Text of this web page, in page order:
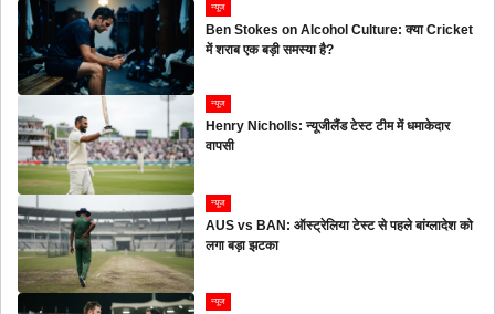
न्यूज
Ben Stokes on Alcohol Culture: क्या Cricket
में शराब एक बड़ी समस्या है?
न्यूज
Henry Nicholls: न्यूजीलैंड टेस्ट टीम में धमाकेदार
वापसी
न्यूज
AUS vs BAN: ऑस्ट्रेलिया टेस्ट से पहले बांग्लादेश को
लगा बड़ा झटका
न्यूज